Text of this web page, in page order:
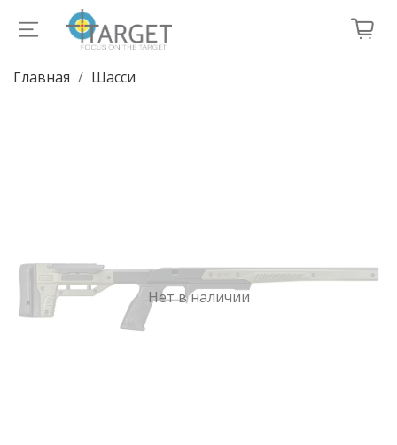
Главная Шасси
Нет в наличии